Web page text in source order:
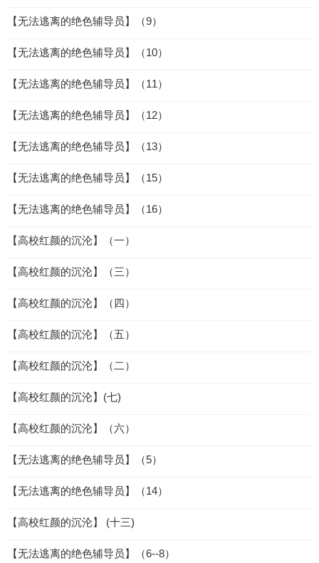
【无法逃离的绝色辅导员】（9）
【无法逃离的绝色辅导员】（10）
【无法逃离的绝色辅导员】（11）
【无法逃离的绝色辅导员】（12）
【无法逃离的绝色辅导员】（13）
【无法逃离的绝色辅导员】（15）
【无法逃离的绝色辅导员】（16）
【高校红颜的沉沦】（一）
【高校红颜的沉沦】（三）
【高校红颜的沉沦】（四）
【高校红颜的沉沦】（五）
【高校红颜的沉沦】（二）
【高校红颜的沉沦】(七)
【高校红颜的沉沦】（六）
【无法逃离的绝色辅导员】（5）
【无法逃离的绝色辅导员】（14）
【高校红颜的沉沦】 (十三)
【无法逃离的绝色辅导员】（6--8）